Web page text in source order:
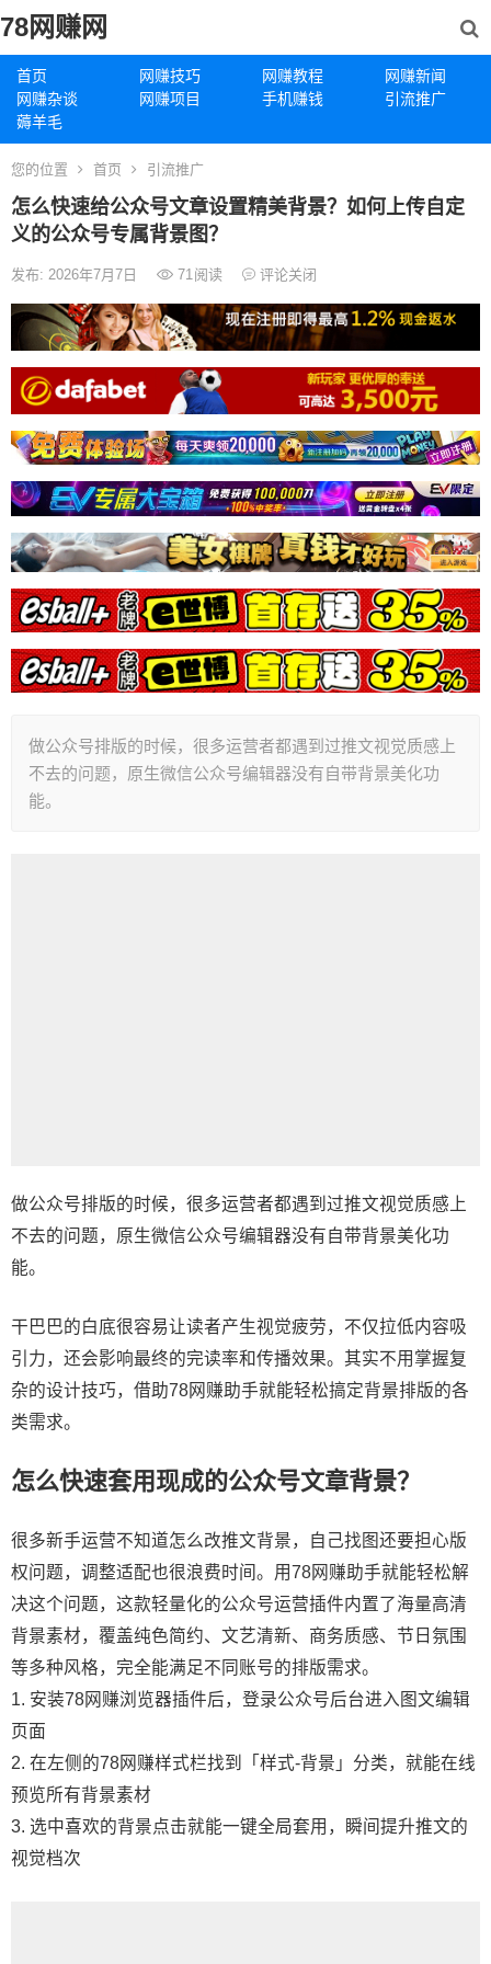
78网赚网
首页 网赚技巧 网赚教程
网赚新闻
网赚杂谈
网赚项目 手机赚钱
引流推广
薅羊毛
您的位置 首页 引流推广
怎么快速给公众号文章设置精美背景？如何上传自定
义的公众号专属背景图？
发布: 2026年7月7日 71阅读 评论关闭
做公众号排版的时候，很多运营者都遇到过推文视觉质感上
不去的问题，原生微信公众号编辑器没有自带背景美化功
能。
做公众号排版的时候，很多运营者都遇到过推文视觉质感上
不去的问题，原生微信公众号编辑器没有自带背景美化功
能。
干巴巴的白底很容易让读者产生视觉疲劳，不仅拉低内容吸
引力，还会影响最终的完读率和传播效果。其实不用掌握复
杂的设计技巧，借助78网赚助手就能轻松搞定背景排版的各
类需求。
怎么快速套用现成的公众号文章背景？
很多新手运营不知道怎么改推文背景，自己找图还要担心版
权问题，调整适配也很浪费时间。用78网赚助手就能轻松解
决这个问题，这款轻量化的公众号运营插件内置了海量高清
背景素材，覆盖纯色简约、文艺清新、商务质感、节日氛围
等多种风格，完全能满足不同账号的排版需求。
1. 安装78网赚浏览器插件后，登录公众号后台进入图文编辑
页面
2. 在左侧的78网赚样式栏找到「样式-背景」分类，就能在线
预览所有背景素材
3. 选中喜欢的背景点击就能一键全局套用，瞬间提升推文的
视觉档次